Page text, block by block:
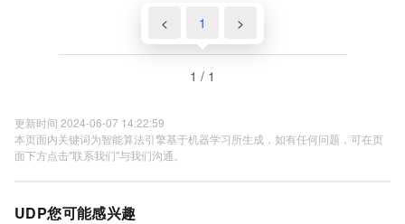
< 1 >
1 / 1
更新时间 2024-06-07 14:22:59
本页面内关键词为智能算法引擎基于机器学习所生成，如有任何问题，可在页
面下方点击"联系我们"与我们沟通。
UDP您可能感兴趣